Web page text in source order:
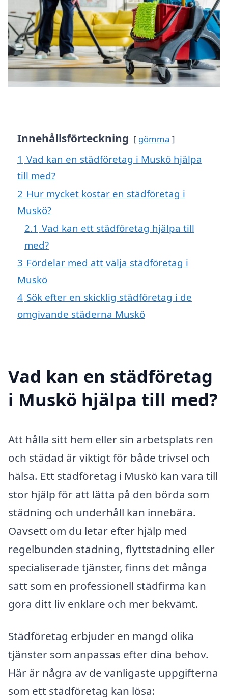
Innehållsförteckning gömma
1 Vad kan en städföretag i Muskö hjälpa
till med?
2 Hur mycket kostar en städföretag i
Muskö?
2.1 Vad kan ett städföretag hjälpa till
med?
3 Fördelar med att välja städföretag i
Muskö
4 Sök efter en skicklig städföretag i de
omgivande städerna Muskö
Vad kan en städföretag
i Muskö hjälpa till med?
Att hålla sitt hem eller sin arbetsplats ren
och städad är viktigt för både trivsel och
hälsa. Ett städföretag i Muskö kan vara till
stor hjälp för att lätta på den börda som
städning och underhåll kan innebära.
Oavsett om du letar efter hjälp med
regelbunden städning, flyttstädning eller
specialiserade tjänster, finns det många
sätt som en professionell städfirma kan
göra ditt liv enklare och mer bekvämt.
Städföretag erbjuder en mängd olika
tjänster som anpassas efter dina behov.
Här är några av de vanligaste uppgifterna
som ett städföretag kan lösa: